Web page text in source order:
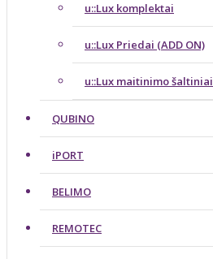
u::Lux komplektai
u::Lux Priedai (ADD ON)
u::Lux maitinimo šaltiniai
QUBINO
iPORT
BELIMO
REMOTEC